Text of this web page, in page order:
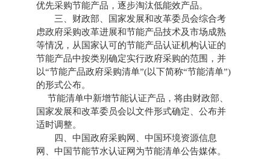
优先采购节能产品，逐步淘汰低能效产品。
三、财政部、国家发展和改革委员会综合考
虑政府采购改革进展和节能产品技术及市场成熟
等情况，从国家认可的节能产品认证机构认证的
节能产品中按类别确定实行政府采购的范围，并
以“节能产品政府采购清单”(以下简称“节能清单”)
的形式公布。
节能清单中新增节能认证产品，将由财政部、
国家发展和改革委员会以文件形式确定、公布并
适时调整。
四、中国政府采购网、中国环境资源信息
网、中国节能节水认证网为节能清单公告媒体。